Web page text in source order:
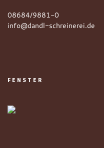
08684/9881-0
info@dandl-schreinerei.de
FENSTER